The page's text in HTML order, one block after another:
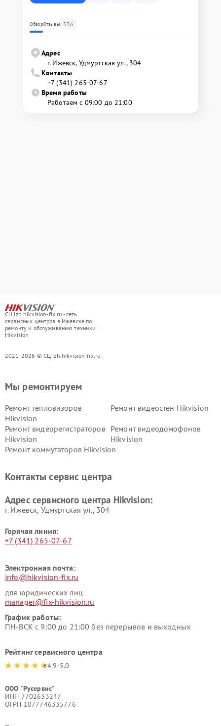
ОбзорОтзывы 336
Адрес
г. Ижевск, Удмуртская ул., 304
Контакты
+7 (341) 265-07-67
Время работы
Работаем с 09:00 до 21:00
СЦ izh.hikvision-fix.ru - сеть
сервисных центров в Ижевске по
ремонту и обслуживанию техники
Hikvision
2021-2026 © СЦ izh.hikvision-fix.ru
Мы ремонтируем
Ремонт тепловизоров
Hikvision
Ремонт видеостен Hikvision
Ремонт видеорегистраторов
Hikvision
Ремонт видеодомофонов
Hikvision
Ремонт коммутаторов Hikvision
Контакты сервис центра
Адрес сервисного центра Hikvision:
г. Ижевск, Удмуртская ул., 304
Горячая линия:
+7 (341) 265-07-67
Электронная почта:
info@hikvision-fix.ru
для юридических лиц
manager@fix-hikvision.ru
График работы:
ПН-ВСК с 9:00 до 21:00 без перерывов и выходных
Рейтинг сервисного центра
4.9-5.0
ООО "Русервис"
ИНН 7702633247
ОГРН 1077746335776